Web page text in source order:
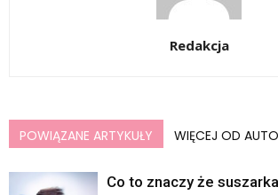
Redakcja
POWIĄZANE ARTYKUŁY WIĘCEJ OD
Co to znaczy że